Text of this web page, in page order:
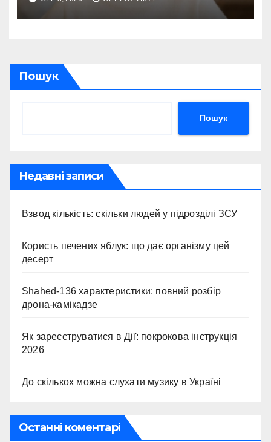
Пошук
Пошук
Недавні записи
Взвод кількість: скільки людей у підрозділі ЗСУ
Користь печених яблук: що дає організму цей
десерт
Shahed-136 характеристики: повний розбір
дрона-камікадзе
Як зареєструватися в Дії: покрокова інструкція
2026
До скількох можна слухати музику в Україні
Останні коментарі